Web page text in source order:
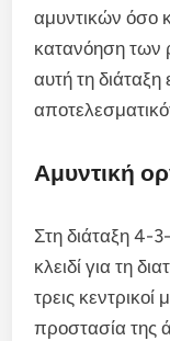
αμυντικών όσο
κατανόηση των
αυτή τη διάταξη
Αμυντική
Στη διάταξη 4-
κλειδί για τη
τρεις
προστασία της